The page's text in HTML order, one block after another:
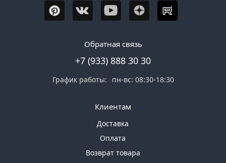
Обратная связь
+7 (933) 888 30 30
График работы: пн-вс: 08:30-18:30
Клиентам
Доставка
Оплата
Возврат товара